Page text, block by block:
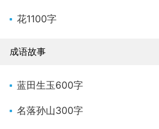
花1100字
成语故事
蓝田生玉600字
名落孙山300字